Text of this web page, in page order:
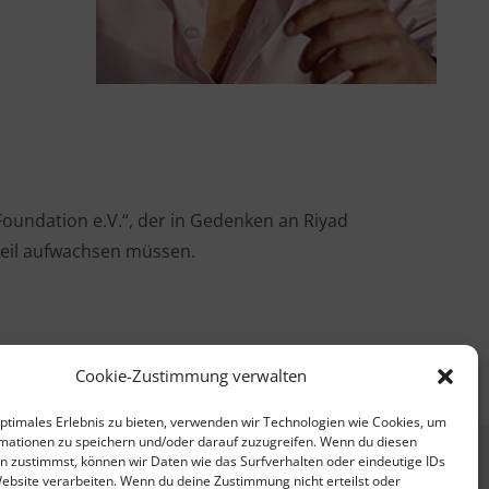
Cookie-Zustimmung verwalten
Erlebnis zu bieten, verwenden wir Technologien wie Cookies, um
zu speichern und/oder darauf zuzugreifen. Wenn du diesen
zustimmst, können wir Daten wie das Surfverhalten oder eindeutige IDs
verarbeiten. Wenn du deine Zustimmung nicht erteilst oder
e.V.“, der in Gedenken an Riyad
aufwachsen müssen.
Sie uns: